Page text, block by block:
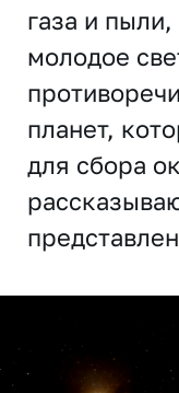
газа и
молодое
планет,
для сбора